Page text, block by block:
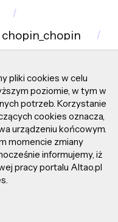
chopin_chopin
prowadzić
zgadzasz się na
są wykorzystywane
i nie
oraz informacji z tej
artykuły wraz ze
na portalu są
i właściciel
za tresci
Dodając
portalu oraz
pliki cookies w celu
poziomie, w tym w
potrzeb. Korzystanie
cookies oznacza,
urządzeniu końcowym.
momencie zmiany
informujemy, iż
pracy portalu Altao.pl